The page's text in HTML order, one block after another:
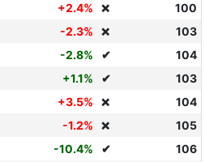
+2.4% ❌
100
-2.3% ❌
103
-2.8% ✔
104
+1.1% ✔
103
+3.5% ❌
104
-1.2% ❌
105
-10.4% ✔
106